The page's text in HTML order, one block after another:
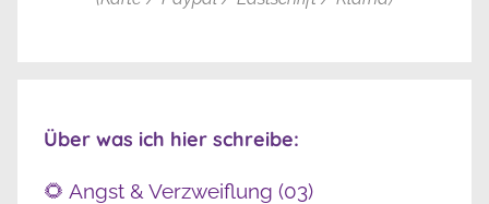
Über was ich hier schreibe:
🌻 Angst & Verzweiflung (03)